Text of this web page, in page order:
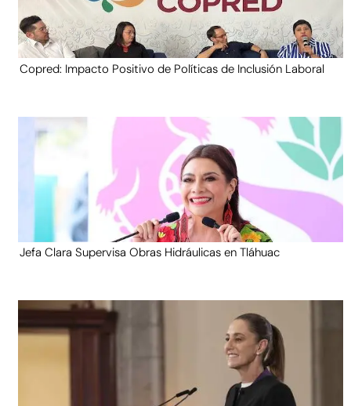
Copred: Impacto Positivo de Políticas de Inclusión Laboral
Jefa Clara Supervisa Obras Hidráulicas en Tláhuac